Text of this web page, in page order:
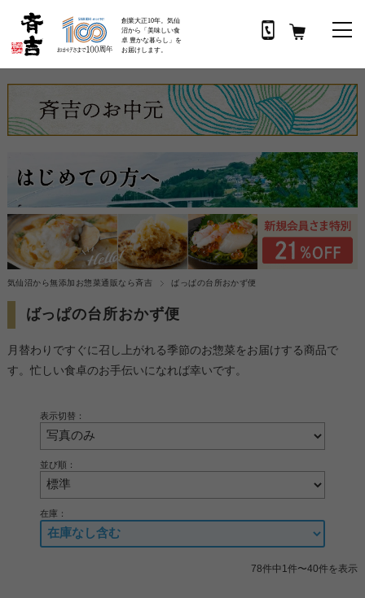
創業大正10年。気仙
沼から「美味しい食
卓 豊かな暮らし」を
お届けします。
気仙沼から無添加お惣菜通販なら斉吉 ばっぱの台所おかず便
ばっぱの台所おかず便
月替わりですぐに召し上がれる季節のお惣菜をお届けする商品で
す。忙しい食卓のお手伝いになれば幸いです。
表示切替：
並び順：
在庫：
78件中1件〜40件を表示